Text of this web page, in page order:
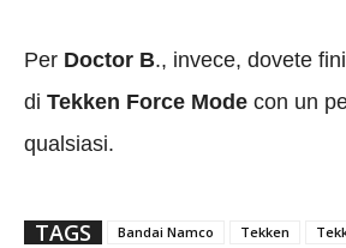
Per Doctor B., invece, dovete
di Tekken Force Mode con un
qualsiasi.
TAGS Bandai Namco Tekken